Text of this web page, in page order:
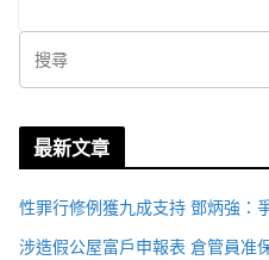
最新文章
性罪行修例獲九成支持 鄧炳強：
涉造假公屋富戶申報表 倉管員准